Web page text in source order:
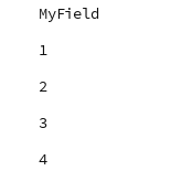
MyField
1
2
3
4